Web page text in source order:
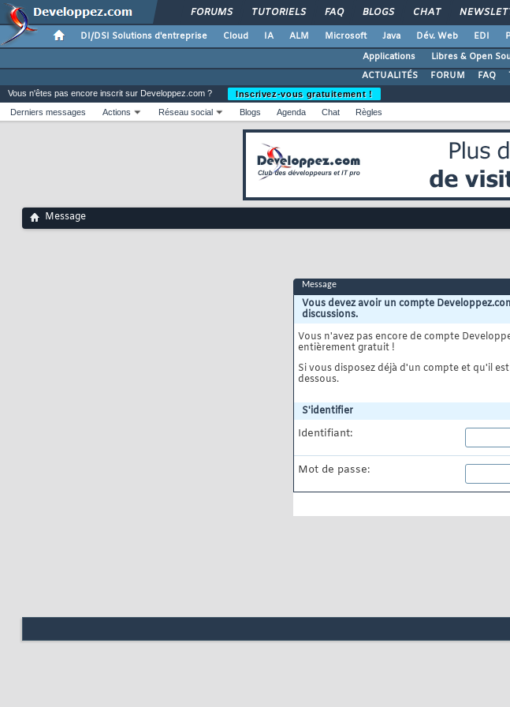
FORUMS TUTORIELS FAQ BLOGS CHAT
DI/DSI Solutions d'entreprise Cloud IA ALM Microsoft Java Dév. Web EDI
Applications
Libres & Open
ACTUALITÉS
FORUM FAQ
Vous n'êtes pas encore inscrit sur Developpez.com ?
Inscrivez-vous gratuitement !
Derniers messages
Actions Réseau social Blogs Agenda Chat Règles
Message
Message
Vous devez avoir un compte
discussions.
Vous n'avez pas encore de compte
entièrement gratuit !
Si vous disposez déjà d'un compte et qu'il
dessous.
S'identifier
Identifiant:
Mot de passe: